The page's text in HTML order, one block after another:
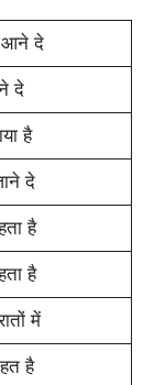
आने दे
दे
है
दे
है
है
में
है